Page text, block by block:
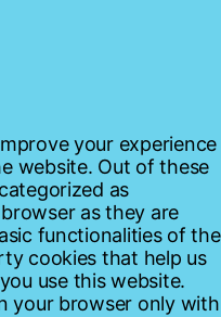
your experience
website. Out of these
as
as they are
functionalities of the
cookies that help us
use this website.
your browser only with